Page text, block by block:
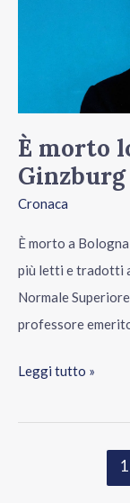
È morto
Ginzburg
Cronaca
È morto a
più letti e tradotti
Normale
professore
Leggi tutto »
1